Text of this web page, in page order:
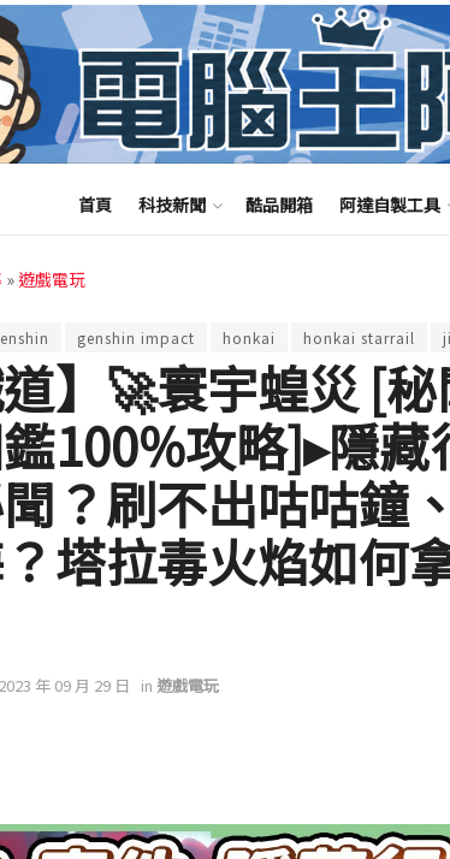
首頁 科技新聞 酷品開箱 阿達自製工具
»遊戲電玩
genshin impact honkai honkai starrail
道】🚀寰宇蝗災 [
100%攻略]▸隱藏
？刷不出咕咕鐘
塔拉毒火焰如何
2023 年 09 月 29 日 in 遊戲電玩